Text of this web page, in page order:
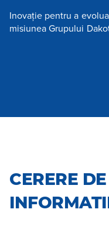
Inovație pentru a
misiunea Grupului
CERERE DE